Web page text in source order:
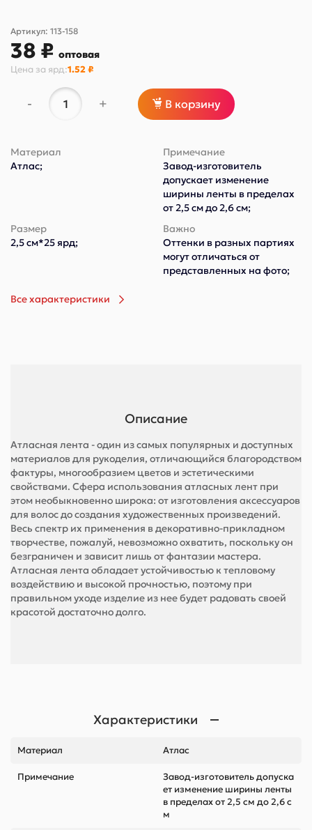
Артикул: 113-158
38 ₽ оптовая
Цена за ярд:1.52 ₽
- + В корзину
Материал
Атлас;
Примечание
Завод-изготовитель
допускает изменение
ширины ленты в пределах
от 2,5 см до 2,6 см;
Размер
2,5 см*25 ярд;
Важно
Оттенки в разных партиях
могут отличаться от
представленных на фото;
Все характеристики
Описание
Атласная лента - один из самых популярных и доступных
материалов для рукоделия, отличающийся благородством
фактуры, многообразием цветов и эстетическими
свойствами. Сфера использования атласных лент при
этом необыкновенно широка: от изготовления аксессуаров
для волос до создания художественных произведений.
Весь спектр их применения в декоративно-прикладном
творчестве, пожалуй, невозможно охватить, поскольку он
безграничен и зависит лишь от фантазии мастера.
Атласная лента обладает устойчивостью к тепловому
воздействию и высокой прочностью, поэтому при
правильном уходе изделие из нее будет радовать своей
красотой достаточно долго.
Характеристики
Материал Атлас
Примечание
Завод-изготовитель допуска
ет изменение ширины ленты
в пределах от 2,5 см до 2,6 с
м